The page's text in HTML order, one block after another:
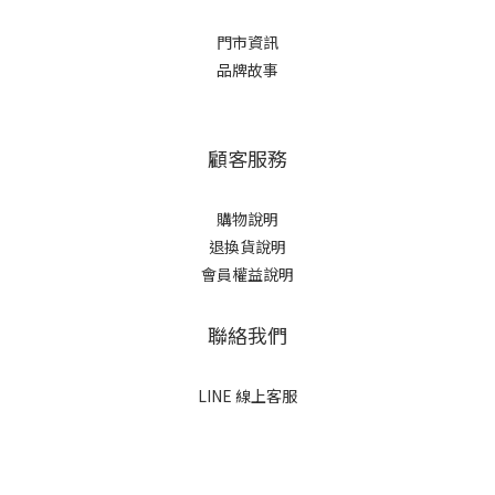
門市資訊
品牌故事
顧客服務
購物說明
退換貨說明
會員權益說明
聯絡我們
LINE 線上客服